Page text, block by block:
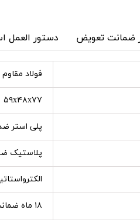
دستور العمل
فولاد
۵۹x۴۸x۷۷
پلی استر
پلاستیک
۱۸ ماه ضمانت